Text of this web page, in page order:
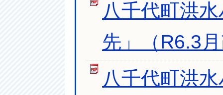
八千代町洪
先」（R6.3
八千代町洪